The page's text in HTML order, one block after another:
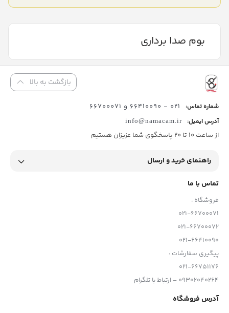
بوم صدا برداری
بازگشت به بالا
شماره تماس: 021 - 66410090 و 66700071
آدرس ایمیل: info@namacam.ir
از ساعت 10 تا 20 پاسخگوی شما عزیزان هستیم
راهنمای خرید و ارسال
تماس با ما
فروشگاه :
021-66700071
021-66700072
021-66410090
پیگیری سفارشات :
021-66751176
09302040264 – ارتباط با تلگرام
آدرس فروشگاه